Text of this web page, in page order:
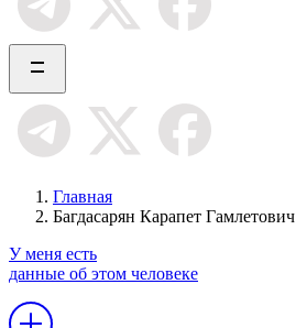
Главная
Багдасарян Карапет Гамлетович
У меня есть
данные об этом человеке